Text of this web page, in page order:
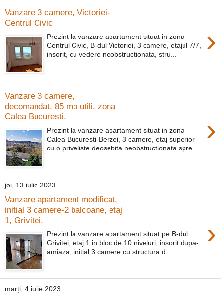
Vanzare 3 camere, Victoriei-
Centrul Civic
›
Prezint la vanzare apartament situat in zona
Centrul Civic, B-dul Victoriei, 3 camere, etajul 7/7,
insorit, cu vedere neobstructionata, stru...
Vanzare 3 camere,
decomandat, 85 mp utili, zona
Calea Bucuresti.
›
Prezint la vanzare apartament situat in zona
Calea Bucuresti-Berzei, 3 camere, etaj superior
cu o priveliste deosebita neobstructionata spre...
joi, 13 iulie 2023
Vanzare apartament modificat,
initial 3 camere-2 balcoane, etaj
1, Grivitei.
›
Prezint la vanzare apartament situat pe B-dul
Grivitei, etaj 1 in bloc de 10 niveluri, insorit dupa-
amiaza, initial 3 camere cu structura d...
marți, 4 iulie 2023